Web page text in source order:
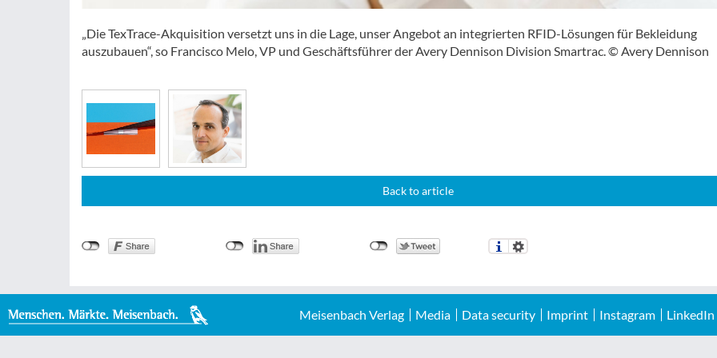
„Die TexTrace-Akquisition versetzt uns in die Lage, unser Angebot an integrierten RFID-Lösungen für Bekleidung
auszubauen“, so Francisco Melo, VP und Geschäftsführer der Avery Dennison Division Smartrac. © Avery Dennison
Back to article
Meisenbach Verlag Media Data security Imprint Instagram LinkedIn